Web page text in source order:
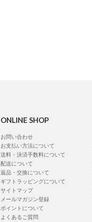
ONLINE SHOP
お問い合わせ
お支払い方法について
送料・決済手数料について
配送について
返品・交換について
ギフトラッピングについて
サイトマップ
メールマガジン登録
ポイントについて
よくあるご質問